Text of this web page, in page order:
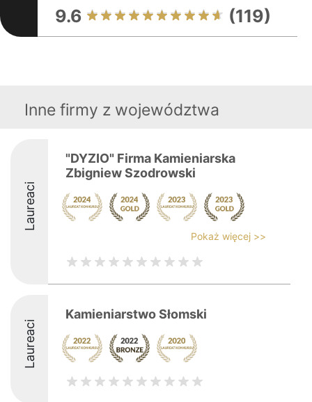
9.6 (119)
Inne firmy z województwa
Laureaci
"DYZIO" Firma Kamieniarska
Zbigniew Szodrowski
Pokaż więcej >>
Laureaci
Kamieniarstwo Słomski